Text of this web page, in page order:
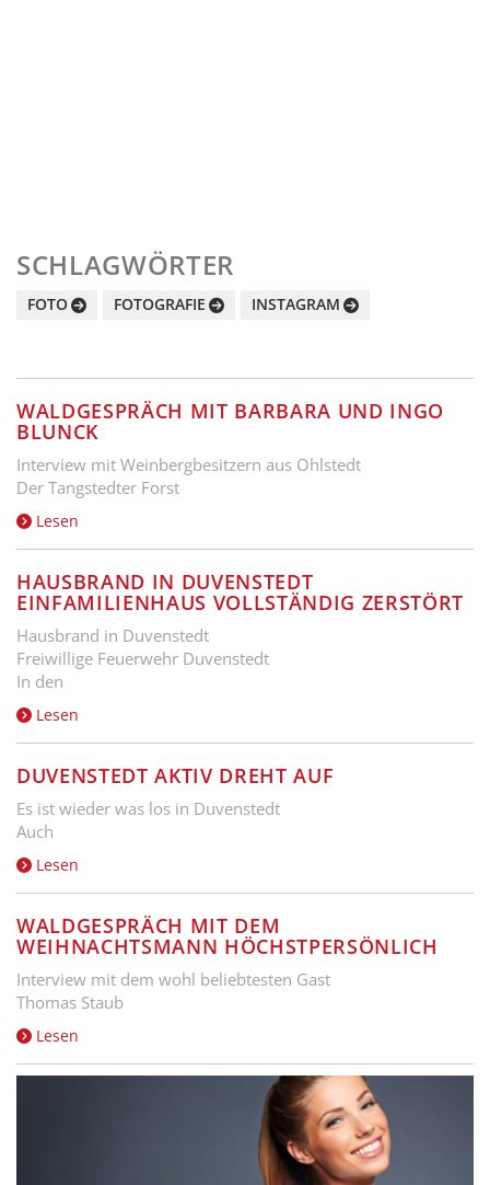
SCHLAGWÖRTER
FOTO FOTOGRAFIE INSTAGRAM
WALDGESPRÄCH MIT BARBARA UND INGO
BLUNCK
Interview mit Weinbergbesitzern aus Ohlstedt
Der Tangstedter Forst
Lesen
HAUSBRAND IN DUVENSTEDT
EINFAMILIENHAUS VOLLSTÄNDIG ZERSTÖRT
Hausbrand in Duvenstedt
Freiwillige Feuerwehr Duvenstedt
In den
Lesen
DUVENSTEDT AKTIV DREHT AUF
Es ist wieder was los in Duvenstedt
Auch
Lesen
WALDGESPRÄCH MIT DEM
WEIHNACHTSMANN HÖCHSTPERSÖNLICH
Interview mit dem wohl beliebtesten Gast
Thomas Staub
Lesen